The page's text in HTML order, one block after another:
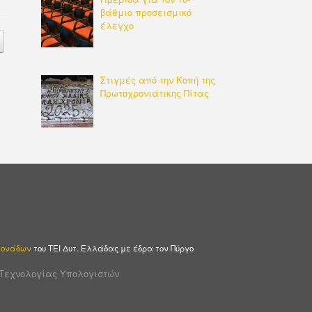
βάθμιο προσεισμικό
έλεγχο
Στιγμές από την Κοπή της
Πρωτοχρονιάτικης Πίτας
του ΤΕΙ Δυτ. Ελλάδας με έδρα τον Πύργο
Υπολογιστών